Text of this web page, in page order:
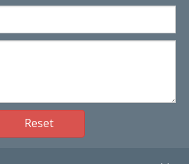
Reset